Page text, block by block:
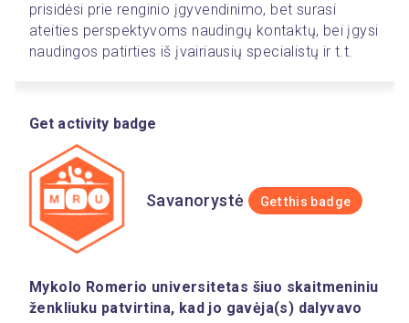
prisidėsi prie renginio įgyvendinimo, bet surasi
ateities perspektyvoms naudingų kontaktų, bei įgysi
naudingos patirties iš įvairiausių specialistų ir t.t.
Get activity badge
Savanorystė Get this badge
Mykolo Romerio universitetas šiuo skaitmeniniu
ženkliuku patvirtina, kad jo gavėja(s) dalyvavo